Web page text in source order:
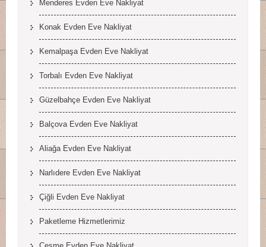
Menderes Evden Eve Nakliyat
Konak Evden Eve Nakliyat
Kemalpaşa Evden Eve Nakliyat
Torbalı Evden Eve Nakliyat
Güzelbahçe Evden Eve Nakliyat
Balçova Evden Eve Nakliyat
Aliağa Evden Eve Nakliyat
Narlıdere Evden Eve Nakliyat
Çiğli Evden Eve Nakliyat
Paketleme Hizmetlerimiz